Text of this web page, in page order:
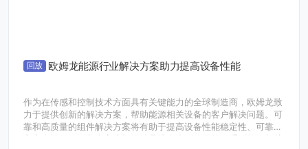
回放 欧姆龙能源行业解决方案助力提高设备性能
作为在传感和控制技术方面具有关键能力的全球制造商，欧姆龙致
力于提供创新的解决方案，帮助能源相关设备的客户解决问题。可
靠和高质量的组件解决方案将有助于提高设备性能稳定性、可靠性